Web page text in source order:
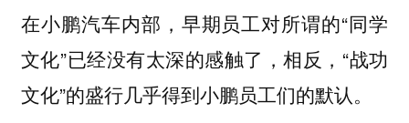
在小鹏汽车内部，早期员工对所谓的“同学
文化”已经没有太深的感触了，相反，“战功
文化”的盛行几乎得到小鹏员工们的默认。